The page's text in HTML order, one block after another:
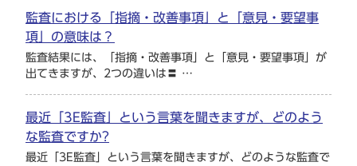
監査における「指摘・改善事項」と「意見・要望事
項」の意味は？
監査結果には、「指摘・改善事項」と「意見・要望事項」が
出てきますが、2つの違いは〓 …
最近「3E監査」という言葉を聞きますが、どのよう
な監査ですか?
最近「3E監査」という言葉を聞きますが、どのような監査で